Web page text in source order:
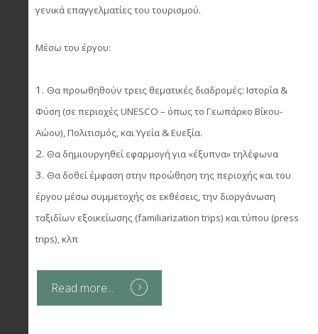
γενικά επαγγελματίες του τουρισμού.
Μέσω του έργου:
Θα προωθηθούν τρεις θεματικές διαδρομές: Ιστορία &
Φύση (σε περιοχές UNESCO – όπως το Γεωπάρκο Βίκου-
Αώου), Πολιτισμός, και Υγεία & Ευεξία.
Θα δημιουργηθεί εφαρμογή για «έξυπνα» τηλέφωνα
Θα δοθεί έμφαση στην προώθηση της περιοχής και του
έργου μέσω συμμετοχής σε εκθέσεις, την διοργάνωση
ταξιδίων εξοικείωσης (familiarization trips) και τύπου (press
trips), κλπ
Read more...